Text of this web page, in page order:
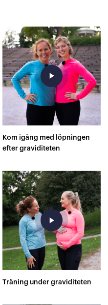
play_arrow
Kom igång med löpningen
efter graviditeten
play_arrow
Träning under graviditeten